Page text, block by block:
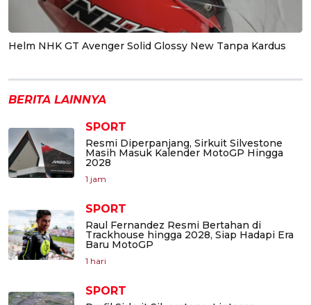
Helm NHK GT Avenger Solid Glossy New Tanpa Kardus
BERITA LAINNYA
SPORT
Resmi Diperpanjang, Sirkuit Silvestone
Masih Masuk Kalender MotoGP Hingga
2028
1 jam
SPORT
Raul Fernandez Resmi Bertahan di
Trackhouse hingga 2028, Siap Hadapi Era
Baru MotoGP
1 hari
SPORT